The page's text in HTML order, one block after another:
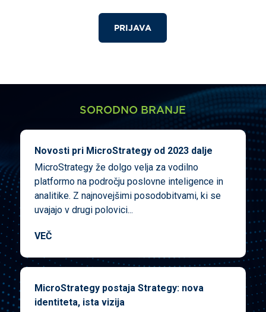
PRIJAVA
SORODNO BRANJE
Novosti pri MicroStrategy od 2023 dalje
MicroStrategy že dolgo velja za vodilno
platformo na področju poslovne inteligence in
analitike. Z najnovejšimi posodobitvami, ki se
uvajajo v drugi polovici...
VEČ
MicroStrategy postaja Strategy: nova
identiteta, ista vizija